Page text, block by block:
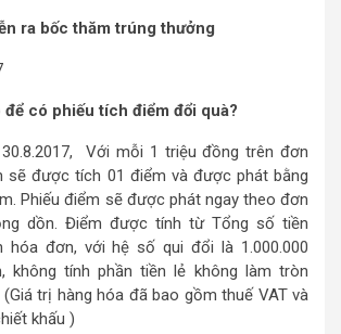
ra bốc thăm trúng thưởng
có phiếu tích điểm đổi quà?
Với mỗi 1 triệu đồng trên đơn
sẽ được tích 01 điểm và được phát bằng
Phiếu điểm sẽ được phát ngay theo đơn
dồn. Điểm được tính từ Tổng số tiền
hóa đơn, với hệ số qui đổi là 1.000.000
không tính phần tiền lẻ không làm tròn
(Giá trị hàng hóa đã bao gồm thuế VAT và
khấu )